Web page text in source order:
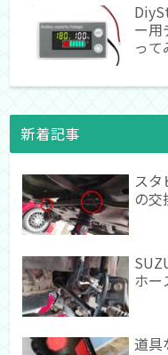
ー用
って
新着記事
スタ
の交
ホー
道具